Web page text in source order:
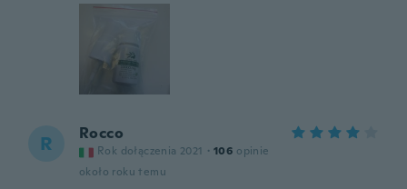
R Rocco
Rok dołączenia 2021 · 106 opinie
około roku temu